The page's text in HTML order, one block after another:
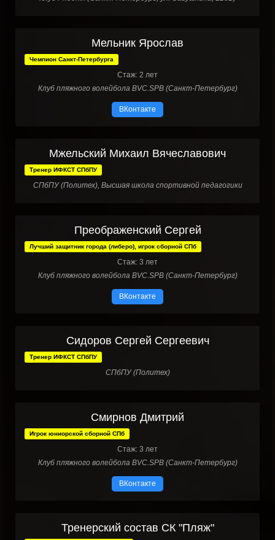
Мельник Ярослав
Чемпион Санкт-Петербурга
Стаж: 2 лет
Клуб пляжного волейбола BVC.SPB (Санкт-Петербург)
ВКонтакте
Мжельский Михаил Вячеславович
Тренер ИФКСТ СПбПУ
СПбПУ (Политех), Высшая школа спортивной педагогики
Преображенский Сергей
Лучший защитник города (либеро), игрок сборной СПб
Стаж: 3 лет
Клуб пляжного волейбола BVC.SPB (Санкт-Петербург)
ВКонтакте
Сидоров Сергей Сергеевич
Тренер ИФКСТ СПбПУ
СПбПУ (Политех)
Смирнов Дмитрий
Игрок юниорской сборной СПб
Стаж: 3 лет
Клуб пляжного волейбола BVC.SPB (Санкт-Петербург)
ВКонтакте
Тренерский состав СК "Пляж"